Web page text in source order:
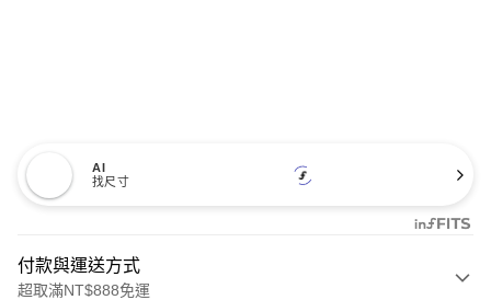
AI
找尺寸
付款與運送方式
超取滿NT$888免運